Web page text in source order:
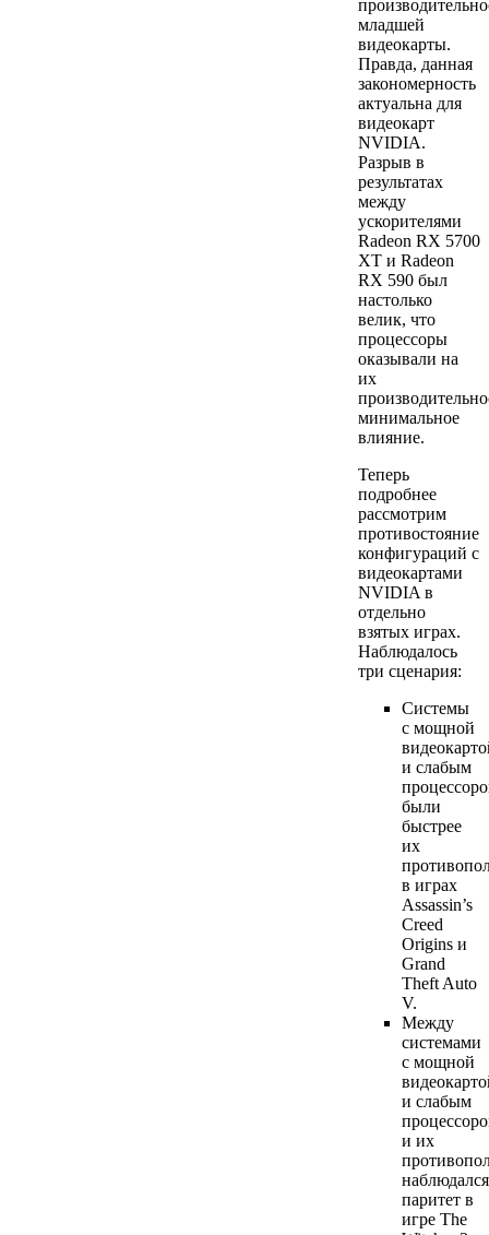
младшей
видеокарты.
Правда, данная
закономерность
актуальна для
видеокарт
NVIDIA.
Разрыв в
результатах
между
ускорителями
Radeon RX 5700
XT и Radeon
RX 590 был
настолько
велик, что
процессоры
оказывали на
их
минимальное
влияние.
Теперь
подробнее
рассмотрим
противостояние
конфигураций с
видеокартами
NVIDIA в
отдельно
взятых играх.
Наблюдалось
три сценария:
Системы
с мощной
и слабым
были
быстрее
их
в играх
Assassin’s
Creed
Origins и
Grand
Theft Auto
V.
Между
системами
с мощной
и слабым
и их
наблюдался
паритет в
игре The